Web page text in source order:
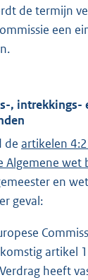
de termijn
een
, intrekkings-
de artikelen
Algemene wet
en
geval:
artikel
heeft